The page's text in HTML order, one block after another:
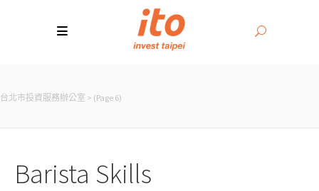
台北市投資服務辦公室 > (Page 6)
Barista Skills